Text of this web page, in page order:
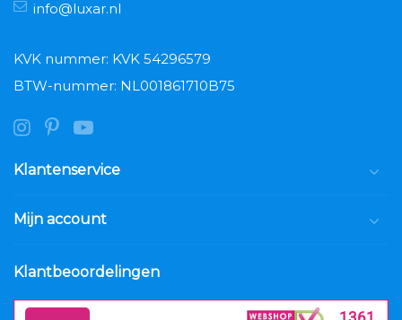
info@luxar.nl
KVK nummer: KVK 54296579
BTW-nummer: NL001861710B75
Klantenservice
Mijn account
Klantbeoordelingen